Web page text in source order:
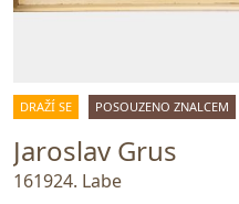
DRAŽÍ SE POSOUZENO ZNALCEM
Jaroslav Grus
161924. Labe